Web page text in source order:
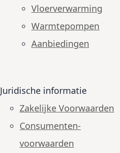
Vloerverwarming
Warmtepompen
Aanbiedingen
Juridische informatie
Zakelijke Voorwaarden
Consumenten­
voorwaarden